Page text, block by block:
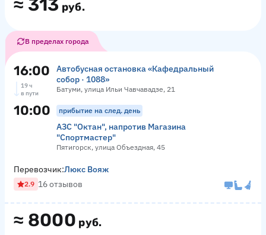
≈ 313 руб.
В пределах города
16:00
Автобусная остановка «Кафедральный
собор · 1088»
Батуми, улица Ильи Чавчавадзе, 21
19 ч
в пути
10:00 прибытие на след. день
АЗС "Октан", напротив Магазина
"Спортмастер"
Пятигорск, улица Объездная, 45
≈ 8000 руб.
Перевозчик:Люкс Вояж
2.9 16 отзывов